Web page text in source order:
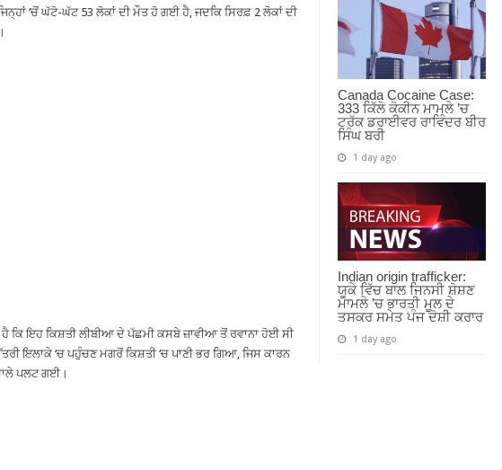
Canada Cocaine Case:
333 ਕਿੱਲੋ ਕੋਕੀਨ ਮਾਮਲੇ ’ਚ
ਟਰੱਕ ਡਰਾਈਵਰ ਰਾਵਿੰਦਰ ਬੀਰ
ਸਿੰਘ ਬਰੀ
1 day ago
Indian origin trafficker:
ਯੂਕੇ ਵਿੱਚ ਬਾਲ ਜਿਨਸੀ ਸ਼ੋਸ਼ਣ
ਮਾਮਲੇ ’ਚ ਭਾਰਤੀ ਮੂਲ ਦੇ
ਤਸਕਰ ਸਮੇਤ ਪੰਜ ਦੋਸ਼ੀ ਕਰਾਰ
1 day ago
‘ਚੋਂ ਘੱਟੋ-ਘੱਟ 53 ਲੋਕਾਂ ਦੀ ਮੌਤ ਹੋ ਗਈ ਹੈ, ਜਦਕਿ ਸਿਰਫ਼ 2 ਲੋਕਾਂ ਦੀ
ਹੈ ਕਿ ਇਹ ਕਿਸ਼ਤੀ ਲੀਬੀਆ ਦੇ ਪੱਛਮੀ ਕਸਬੇ ਜ਼ਾਵੀਆ ਤੋਂ ਰਵਾਨਾ ਹੋਈ ਸੀ
ਇਲਾਕੇ ‘ਚ ਪਹੁੰਚਣ ਮਗਰੋਂ ਕਿਸ਼ਤੀ ‘ਚ ਪਾਣੀ ਭਰ ਗਿਆ, ਜਿਸ ਕਾਰਨ
ਪਲਟ ਗਈ।